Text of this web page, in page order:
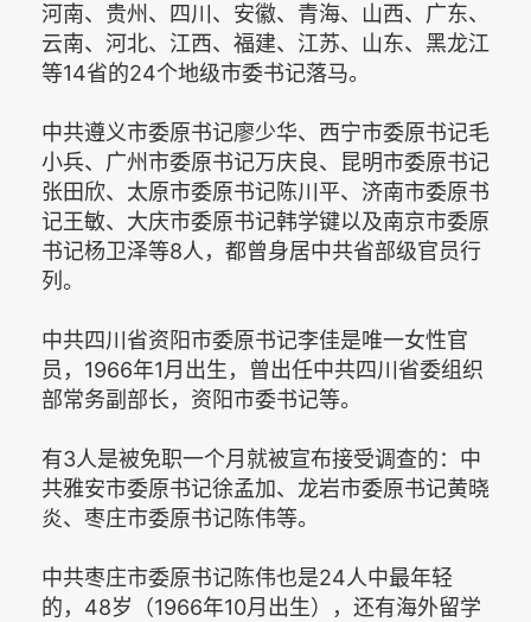
河南、贵州、四川、安徽、青海、山西、广东、
云南、河北、江西、福建、江苏、山东、黑龙江
等14省的24个地级市委书记落马。
中共遵义市委原书记廖少华、西宁市委原书记毛
小兵、广州市委原书记万庆良、昆明市委原书记
张田欣、太原市委原书记陈川平、济南市委原书
记王敏、大庆市委原书记韩学键以及南京市委原
书记杨卫泽等8人，都曾身居中共省部级官员行
列。
中共四川省资阳市委原书记李佳是唯一女性官
员，1966年1月出生，曾出任中共四川省委组织
部常务副部长，资阳市委书记等。
有3人是被免职一个月就被宣布接受调查的：中
共雅安市委原书记徐孟加、龙岩市委原书记黄晓
炎、枣庄市委原书记陈伟等。
中共枣庄市委原书记陈伟也是24人中最年轻
的，48岁（1966年10月出生），还有海外留学